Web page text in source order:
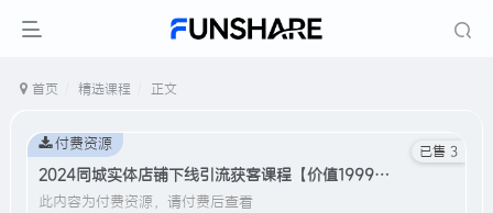
首页 精选课程 正文
2024同城实体店铺下线引流获客课程【价值1999元】#A585
此内容为付费资源，请付费后查看
付费资源 已售 3